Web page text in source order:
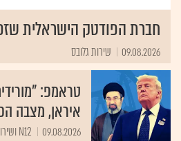
חברת הפודטק הישראלית
09.08.2026 שירות גלובס
טראמפ:
איראן, מצבה
09.08.2026 N12 ושירות גלובס